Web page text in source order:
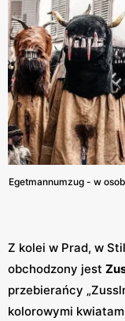
Egetmannumzug - w
Z kolei w Prad, w
obchodzony jest
przebierańcy
kolorowymi